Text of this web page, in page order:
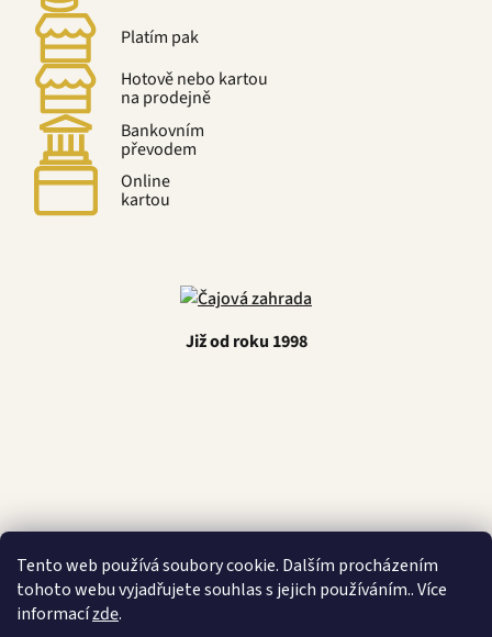
Tento web používá soubory cookie. Dalším procházením
tohoto webu vyjadřujete souhlas s jejich používáním.. Více
informacízde.
Platím pak
Hotově nebo kartou
na prodejně
Bankovním
převodem
Online
kartou
Již od roku 1998
Latino Café